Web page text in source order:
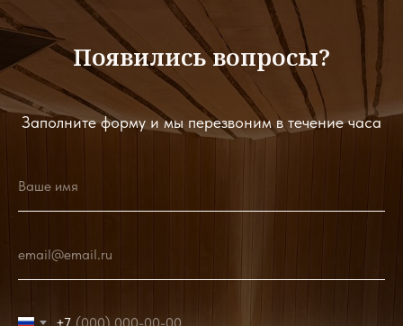
Появились вопросы?
Заполните форму и мы перезвоним в течение часа
Ваше имя
email@email.ru